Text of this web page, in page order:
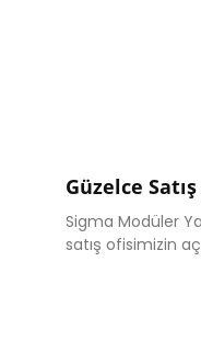
Güzelce
Sigma Modüler
satış ofisimizin